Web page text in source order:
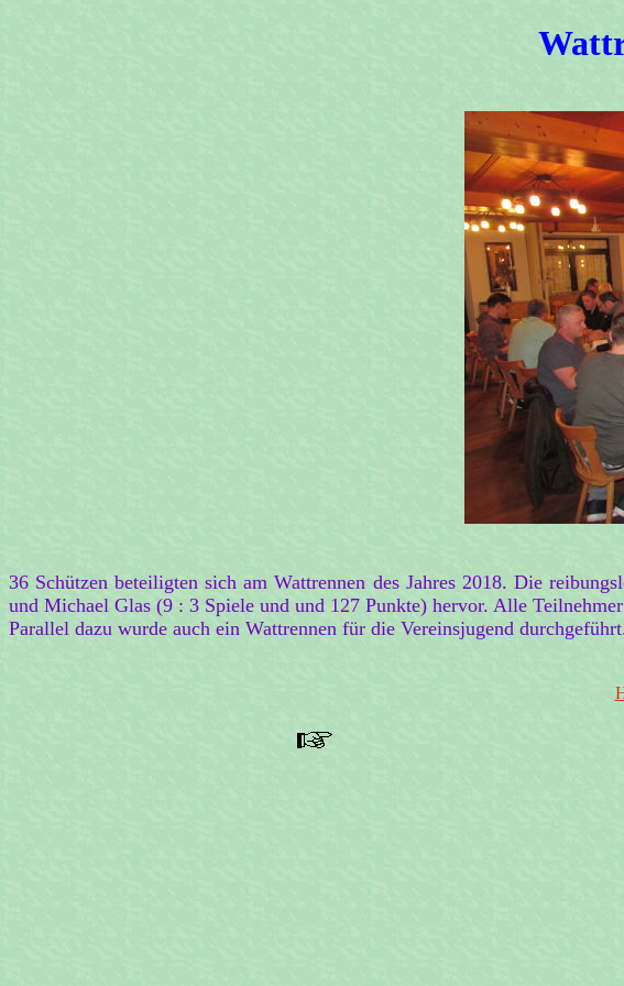
36 Schützen beteiligten sich am Wattrennen des Jahres 2018. Die
und Michael Glas (9 : 3 Spiele und und 127 Punkte) hervor. Alle
Parallel dazu wurde auch ein Wattrennen für die Vereinsjugend